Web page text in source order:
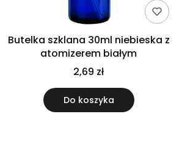
Butelka szklana 30ml niebieska z
atomizerem białym
2,69 zł
Do koszyka